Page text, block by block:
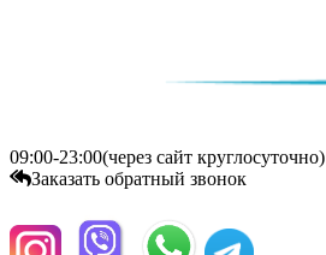
09:00-23:00(через сайт круглосуточно)
Заказать обратный звонок